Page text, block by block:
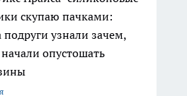
скупаю пачками:
подруги узнали зачем,
опустошать